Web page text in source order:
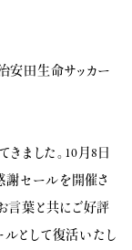
安田生命サッカー
きました。10月8日
謝セールを開催さ
言葉と共にご好評
として復活いたし